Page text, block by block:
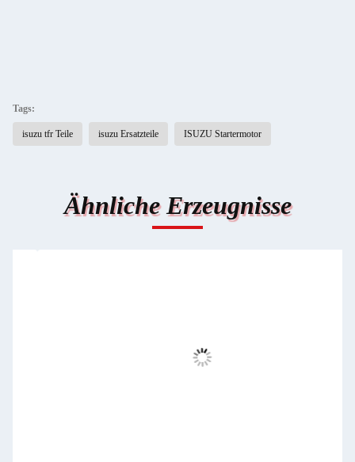
Tags:
isuzu tfr Teile isuzu Ersatzteile ISUZU Startermotor
Ähnliche Erzeugnisse